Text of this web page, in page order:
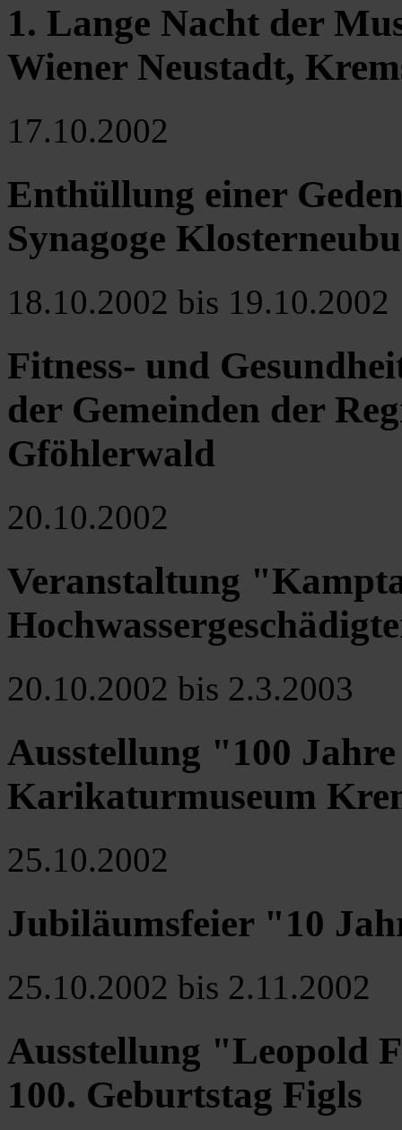
1. Lange Nacht der
Wiener Neustadt,
17.10.2002
Enthüllung einer
Synagoge
18.10.2002 bis 19.10.2002
Fitness- und
der Gemeinden der
Gföhlerwald
20.10.2002
Veranstaltung
20.10.2002 bis 2.3.2003
Ausstellung "100
Karikaturmuseum
25.10.2002
Jubiläumsfeier "10
25.10.2002 bis 2.11.2002
Ausstellung "Leopold
100. Geburtstag Figls